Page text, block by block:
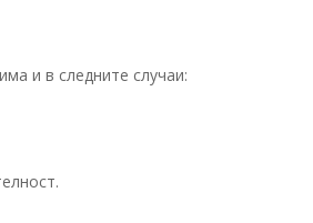
и в следните случаи: